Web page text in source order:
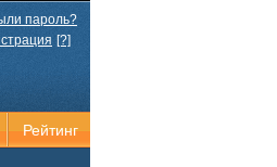
Рейтинг
пароль?
[?]